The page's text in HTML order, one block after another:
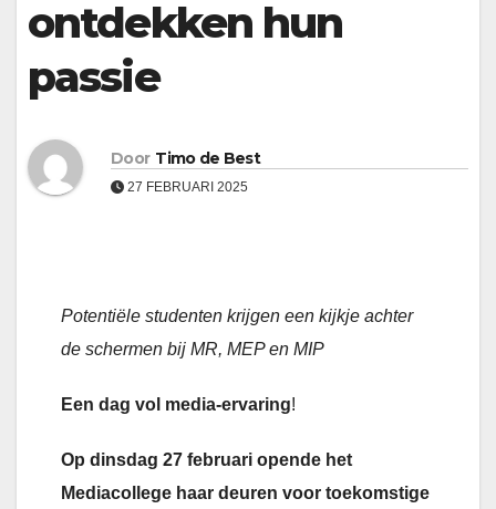
ontdekken hun
passie
Door Timo de Best
27 FEBRUARI 2025
Potentiële studenten krijgen een kijkje achter
de schermen bij MR, MEP en MIP
Een dag vol media-ervaring!
Op dinsdag 27 februari opende het
Mediacollege haar deuren voor toekomstige